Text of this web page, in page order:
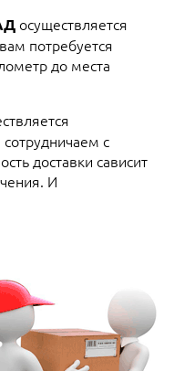
осуществляется
потребуется
до места
с
доставки сависит
И